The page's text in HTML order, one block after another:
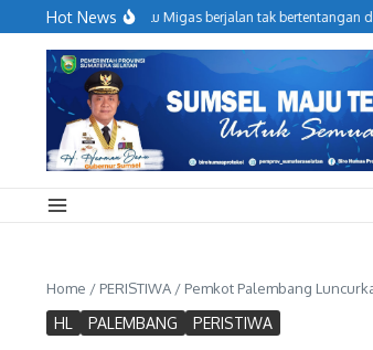
Lewati ke konten
Hot News
Hulu Migas berjalan tak bertentangan dengan
Home / PERISTIWA / Pemkot Palembang
HL PALEMBANG PERISTIWA